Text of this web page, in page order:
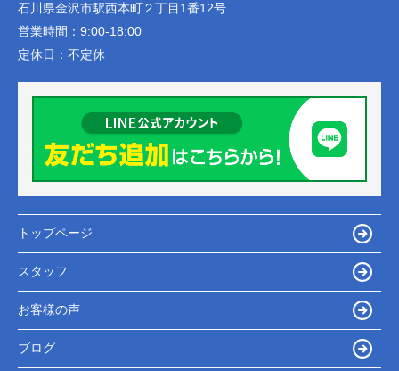
石川県金沢市駅西本町２丁目1番12号
営業時間： 9:00-18:00
定休日： 不定休
トップページ
スタッフ
お客様の声
ブログ